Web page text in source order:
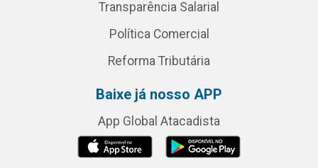
Transparência Salarial
Política Comercial
Reforma Tributária
Baixe já nosso APP
App Global Atacadista